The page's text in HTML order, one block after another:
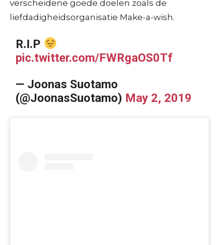
verscheidene goede doelen zoals de
liefdadigheidsorganisatie Make-a-wish.
R.I.P
pic.twitter.com/FWRgaOS0Tf
— Joonas Suotamo
(@JoonasSuotamo) May 2, 2019